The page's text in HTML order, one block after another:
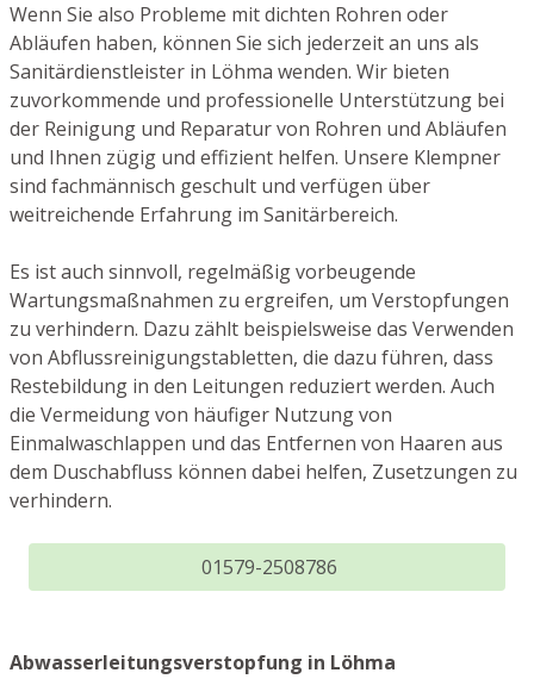
Wenn Sie also Probleme mit dichten Rohren oder
Abläufen haben, können Sie sich jederzeit an uns als
Sanitärdienstleister in Löhma wenden. Wir bieten
zuvorkommende und professionelle Unterstützung bei
der Reinigung und Reparatur von Rohren und Abläufen
und Ihnen zügig und effizient helfen. Unsere Klempner
sind fachmännisch geschult und verfügen über
weitreichende Erfahrung im Sanitärbereich.
Es ist auch sinnvoll, regelmäßig vorbeugende
Wartungsmaßnahmen zu ergreifen, um Verstopfungen
zu verhindern. Dazu zählt beispielsweise das Verwenden
von Abflussreinigungstabletten, die dazu führen, dass
Restebildung in den Leitungen reduziert werden. Auch
die Vermeidung von häufiger Nutzung von
Einmalwaschlappen und das Entfernen von Haaren aus
dem Duschabfluss können dabei helfen, Zusetzungen zu
verhindern.
01579-2508786
Abwasserleitungsverstopfung in Löhma